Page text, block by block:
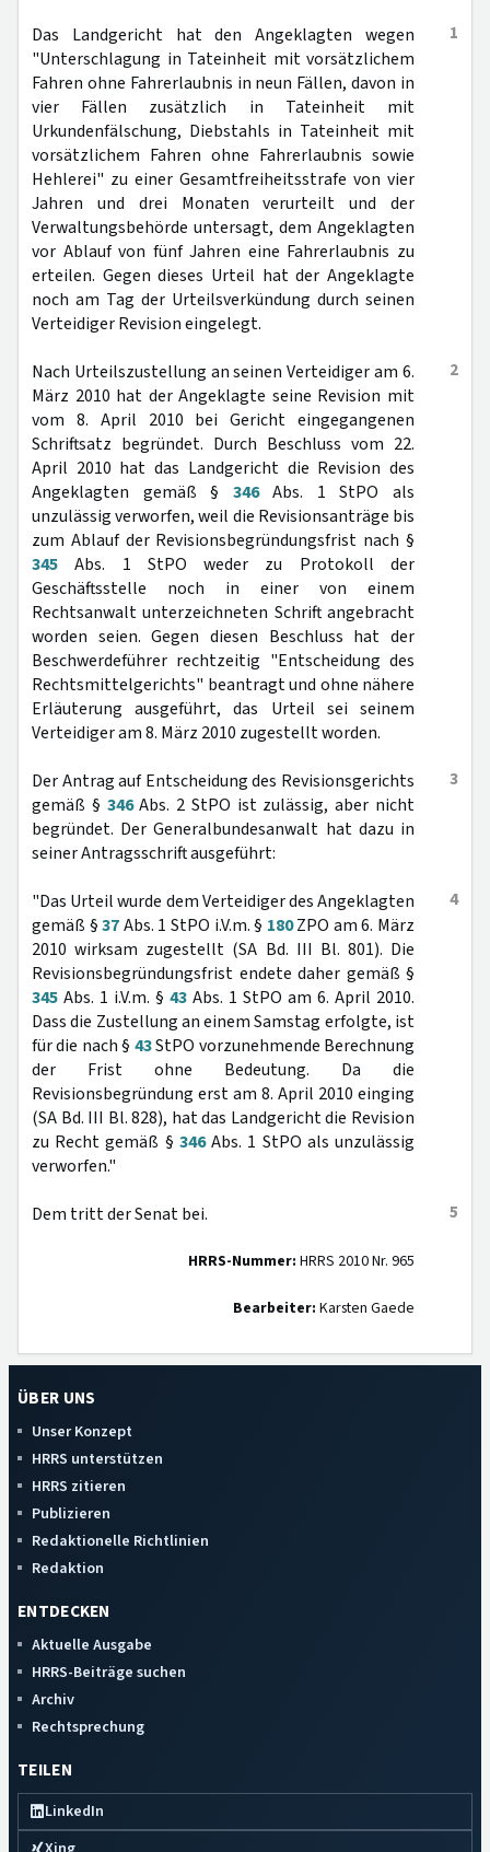
1
Das Landgericht hat den Angeklagten wegen
"Unterschlagung in Tateinheit mit vorsätzlichem
Fahren ohne Fahrerlaubnis in neun Fällen, davon in
vier Fällen zusätzlich in Tateinheit mit
Urkundenfälschung, Diebstahls in Tateinheit mit
vorsätzlichem Fahren ohne Fahrerlaubnis sowie
Hehlerei" zu einer Gesamtfreiheitsstrafe von vier
Jahren und drei Monaten verurteilt und der
Verwaltungsbehörde untersagt, dem Angeklagten
vor Ablauf von fünf Jahren eine Fahrerlaubnis zu
erteilen. Gegen dieses Urteil hat der Angeklagte
noch am Tag der Urteilsverkündung durch seinen
Verteidiger Revision eingelegt.
2
Nach Urteilszustellung an seinen Verteidiger am 6.
März 2010 hat der Angeklagte seine Revision mit
vom 8. April 2010 bei Gericht eingegangenen
Schriftsatz begründet. Durch Beschluss vom 22.
April 2010 hat das Landgericht die Revision des
Angeklagten gemäß § 346Abs. 1 StPO als
unzulässig verworfen, weil die Revisionsanträge bis
zum Ablauf der Revisionsbegründungsfrist nach §
345 Abs. 1 StPO weder zu Protokoll der
Geschäftsstelle noch in einer von einem
Rechtsanwalt unterzeichneten Schrift angebracht
worden seien. Gegen diesen Beschluss hat der
Beschwerdeführer rechtzeitig "Entscheidung des
Rechtsmittelgerichts" beantragt und ohne nähere
Erläuterung ausgeführt, das Urteil sei seinem
Verteidiger am 8. März 2010 zugestellt worden.
3
Der Antrag auf Entscheidung des Revisionsgerichts
gemäß § 346Abs. 2 StPO ist zulässig, aber nicht
begründet. Der Generalbundesanwalt hat dazu in
seiner Antragsschrift ausgeführt:
4
"Das Urteil wurde dem Verteidiger des Angeklagten
gemäß §37Abs. 1 StPO i.V.m. § 180ZPO am 6. März
2010 wirksam zugestellt (SA Bd. III Bl. 801). Die
Revisionsbegründungsfrist endete daher gemäß §
345 Abs. 1 i.V.m. § 43 Abs. 1 StPO am 6. April 2010.
Dass die Zustellung an einem Samstag erfolgte, ist
für die nach § 43StPO vorzunehmende Berechnung
der Frist ohne Bedeutung. Da die
Revisionsbegründung erst am 8. April 2010 einging
(SA Bd. III Bl. 828), hat das Landgericht die Revision
zu Recht gemäß § 346Abs. 1 StPO als unzulässig
verworfen."
5
Dem tritt der Senat bei.
HRRS-Nummer: HRRS 2010 Nr. 965
Bearbeiter: Karsten Gaede
ÜBER UNS
Unser Konzept
HRRS unterstützen
HRRS zitieren
Publizieren
Redaktionelle Richtlinien
Redaktion
ENTDECKEN
Aktuelle Ausgabe
HRRS-Beiträge suchen
Archiv
Rechtsprechung
TEILEN
LinkedIn